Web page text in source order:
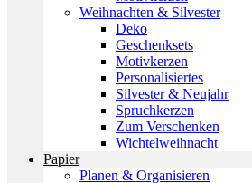
Weihnachten & Silvester
Deko
Geschenksets
Motivkerzen
Personalisiertes
Silvester & Neujahr
Spruchkerzen
Zum Verschenken
Wichtelweihnacht
Papier
Planen & Organisieren